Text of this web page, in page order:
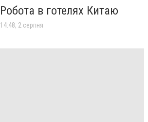
Робота в готелях Китаю
14:48, 2 серпня